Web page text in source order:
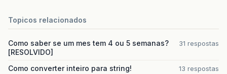
Topicos relacionados
Como saber se um mes tem 4 ou 5 semanas?
[RESOLVIDO]
31 respostas
Como converter inteiro para string! 13 respostas